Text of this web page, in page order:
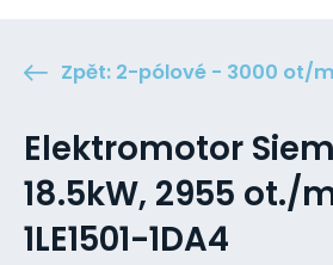
Zpět: 2-pólové - 3000 ot/
Elektromotor
18.5kW, 2955 ot./
1LE1501-1DA4